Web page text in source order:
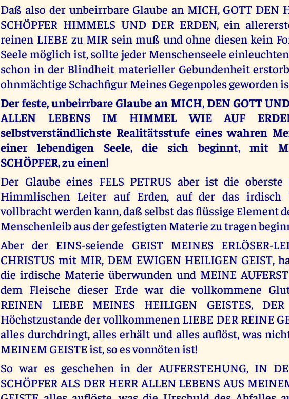
Daß also der unbeirrbare Glaube an MICH, GOTT DEN
SCHÖPFER HIMMELS UND DER ERDEN, ein
reinen LIEBE zu MIR sein muß und ohne diesen kein
Seele möglich ist, sollte jeder Menschenseele
schon in der Blindheit materieller Gebundenheit
ohnmächtige Schachfigur Meines Gegenpoles geworden
Der feste, unbeirrbare Glaube an MICH, DEN GOTT UND
ALLEN LEBENS IM HIMMEL WIE AUF
selbstverständlichste Realitätsstufe eines wahren
einer lebendigen Seele, die sich beginnt, mit
SCHÖPFER, zu einen!
Der Glaube eines FELS PETRUS aber ist die oberste
Himmlischen Leiter auf Erden, auf der das irdisch
vollbracht werden kann, daß selbst das flüssige Element
Menschenleib aus der gefestigten Materie zu tragen
Aber der EINS-seiende GEIST MEINES ERLÖSER-
CHRISTUS mit MIR, DEM EWIGEN HEILIGEN GEIST,
die irdische Materie überwunden und MEINE
dem Fleische dieser Erde war die vollkommene
REINEN LIEBE MEINES HEILIGEN GEISTES,
Höchstzustande der vollkommenen LIEBE DER REINE
alles durchdringt, alles erhält und alles auflöst, was
MEINEM GEISTE ist, so es vonnöten ist!
So war es geschehen in der AUFERSTEHUNG, IN
SCHÖPFER ALS DER HERR ALLEN LEBENS AUS